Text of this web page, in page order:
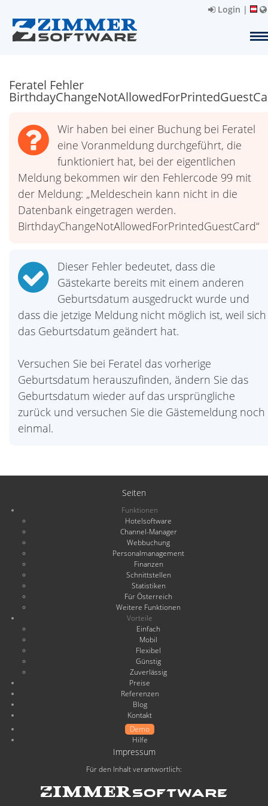
Login |
Feratel Fehler
Wir haben bei einer Buchung bei Feratel
eine Voranmeldung durchgeführt, die
funktioniert hat, bei der eigentlichen
Meldung bekommen wir den Fehlercode 99 mit
der Meldung: „Meldeschein kann nicht in die
Datenbank eingetragen werden.
BirthdayChangeNotAllowedForPrintedGuestCard“
Dieser Fehler bedeutet, dass die
Gästekarte bereits mit einem anderen
Geburtsdatum ausgedruckt wurde und
dass die jetzige Meldung nicht möglich ist, weil sich
das Geburtsdatum geändert hat.
Versuchen Sie bei Feratel das vorherige
Geburtsdatum herauszufinden, ändern Sie das
Geburtsdatum wieder auf das ursprüngliche
zurück und versuchen Sie die Gästemeldung noch
einmal.
Seiten
Funktionen
Hotelsoftware
Channel-Manager
Webbuchung
Personalmanagement
Finanzen
Schnittstellen
Statistiken
Für Österreich
Weitere Funktionen
Vorteile
Einfach
Mobil
Flexibel
Günstig
Zuverlässig
Preise
Referenzen
Blog
Kontakt
Demo
Hilfe
Impressum
Für den Inhalt verantwortlich: